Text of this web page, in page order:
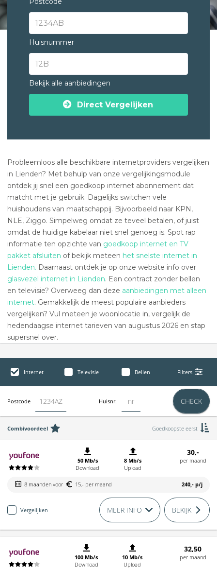
Huisnummer
Bekijk alle aanbiedingen
Direct Vergelijken
Probleemloos alle beschikbare internetproviders vergelijken
in Lienden? Met behulp van onze vergelijkingsmodule
ontdek jij snel een goedkoop internet abonnement dat
matcht met je gebruik. Dagelijks switchen vele
huishoudens van maatschappij. Bijvoorbeeld naar KPN,
NLE, Ziggo. Simpelweg omdat ze teveel betalen, of juist
omdat de huidige kabelaar niet snel genoeg is. Spot rap
informatie ten opzichte van goedkoop internet en TV
pakket afsluiten of bekijk meteen het snelste internet in
Lienden. Daarnaast ontdek je op onze website info over
glasvezel internet in Lienden. Een contract zonder bellen
en televisie? Overweeg dan deze aanbiedingen met alleen
internet. Gemakkelijk de meest populaire aanbieders
vergelijken? Vul meteen je woonlocatie in, vergelijk de
hedendaagse internet tarieven van augustus 2026 en stap
supersnel over.
Internet Televisie Bellen Filters
Postcode Huisnr. CHECK
Combivoordeel Goedkoopste eerst
50 Mb/s
Download
8 Mb/s
Upload
30,-
per maand
8 maanden voor 15,- per maand 240,- p/j
Vergelijken MEER INFO BEKIJK
100 Mb/s
Download
10 Mb/s
Upload
32,50
per maand